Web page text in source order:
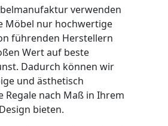
verwenden
Möbel nur hochwertige
führenden Herstellern
Wert auf beste
Dadurch können wir
und ästhetisch
Regale nach Maß in Ihrem
bieten.